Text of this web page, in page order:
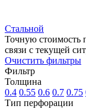
Стальной
Точную стоимость
связи с текущей
Очистить фильтры
Фильтр
Толщина
0.4 0.55 0.6 0.7 0.75
Тип перфорации